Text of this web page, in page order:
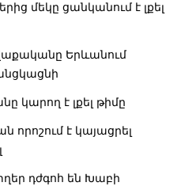
մեկը ցանկանում է լքել
Երևանում
կարող է լքել թիմը
որոշում է կայացրել
դժգոհ են Խաբի